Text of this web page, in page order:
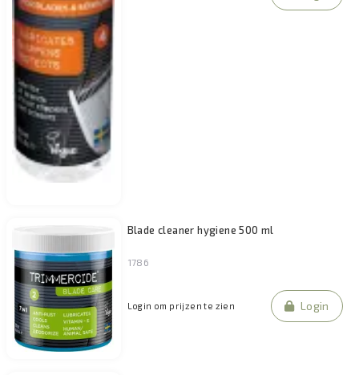
Blade cleaner hygiene 500 ml
1786
Login om prijzen te zien Login